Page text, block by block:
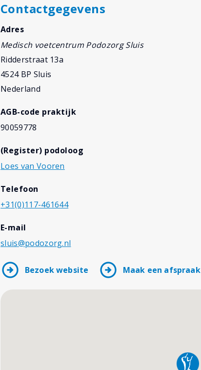
Contactgegevens
Adres
Medisch voetcentrum Podozorg Sluis
Ridderstraat 13a
4524 BP Sluis
Nederland
AGB-code praktijk
90059778
(Register) podoloog
Loes van Vooren
Telefoon
+31(0)117-461644
E-mail
sluis@podozorg.nl
arrow_circle_right Bezoek website arrow_circle_right Maak een afspraak